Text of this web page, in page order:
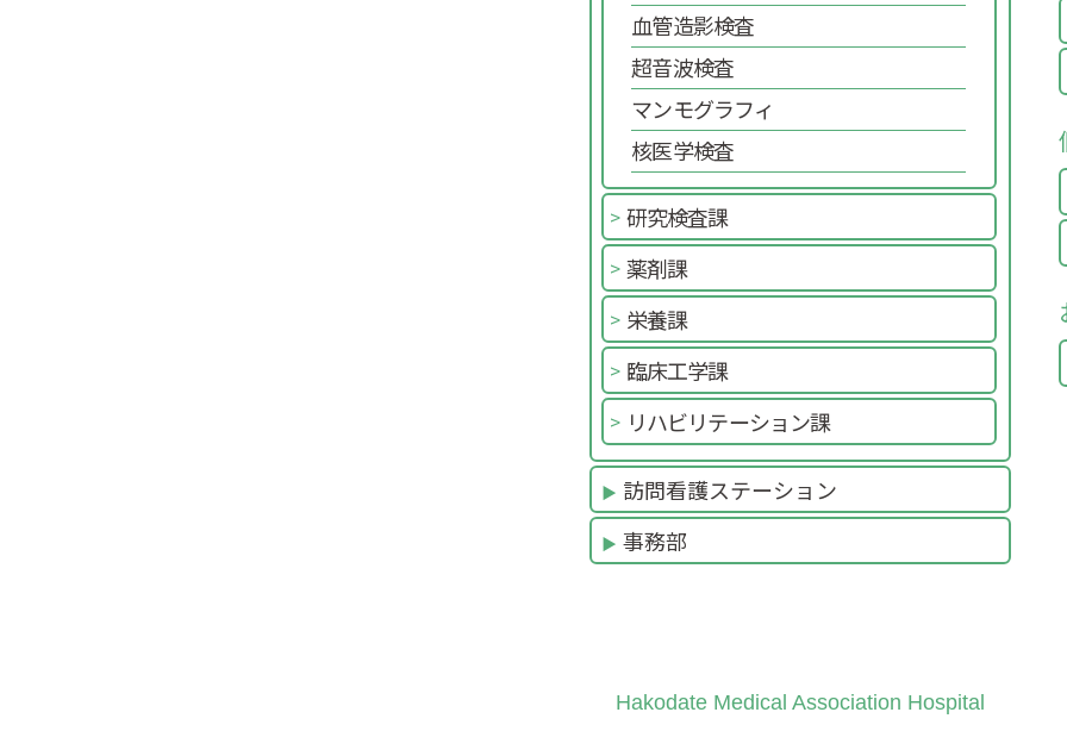
血管造影検査
超音波検査
マンモグラフィ
核医学検査
研究検査課
薬剤課
栄養課
臨床工学課
リハビリテーション課
訪問看護ステーション
事務部
Hakodate Medical Association Hospital